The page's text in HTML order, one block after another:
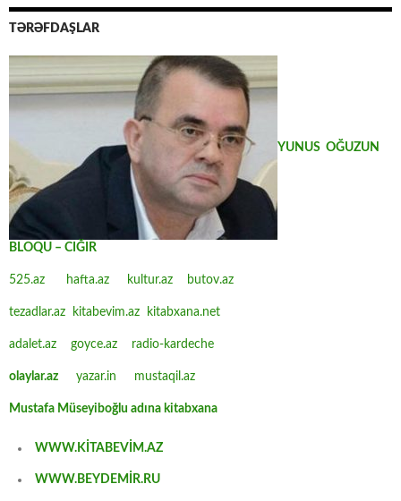
TƏRƏFDAŞLAR
YUNUS OĞUZUN
BLOQU – CIĞIR
525.az hafta.az kultur.az butov.az
tezadlar.az kitabevim.az kitabxana.net
adalet.az goyce.az radio-kardeche
olaylar.az yazar.in mustaqil.az
Mustafa Müseyiboğlu adına kitabxana
WWW.KİTABEVİM.AZ
WWW.BEYDEMİR.RU